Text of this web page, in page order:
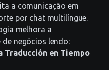
a comunicação em
por chat multilíngue.
melhora a
negócios lendo:
Traducción en Tiempo